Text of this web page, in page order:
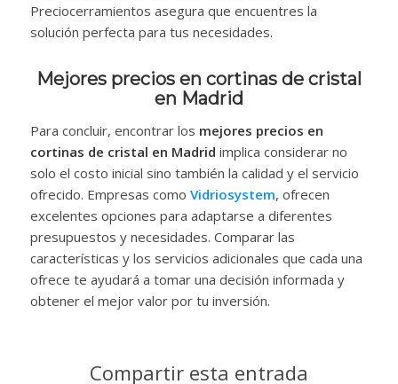
Preciocerramientos asegura que encuentres la
solución perfecta para tus necesidades.
Mejores precios en cortinas de cristal
en Madrid
Para concluir, encontrar los mejores precios en
cortinas de cristal en Madrid implica considerar no
solo el costo inicial sino también la calidad y el servicio
ofrecido. Empresas como Vidriosystem, ofrecen
excelentes opciones para adaptarse a diferentes
presupuestos y necesidades. Comparar las
características y los servicios adicionales que cada una
ofrece te ayudará a tomar una decisión informada y
obtener el mejor valor por tu inversión.
Compartir esta entrada